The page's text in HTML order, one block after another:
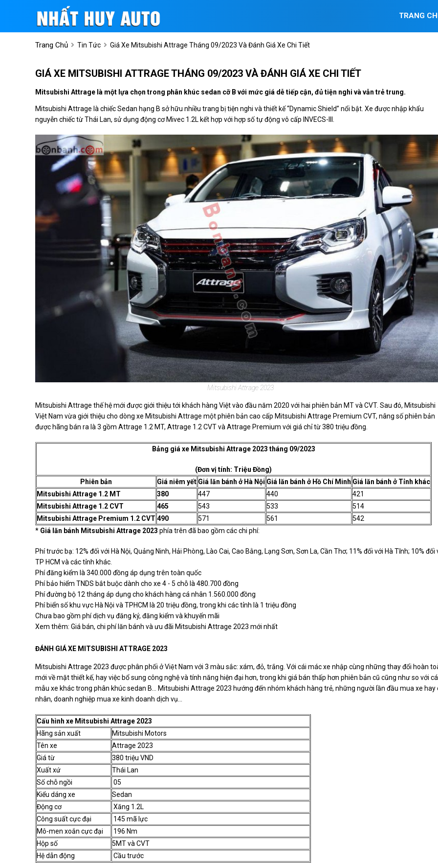
TRANG
Trang Chủ Tin Tức Giá Xe Mitsubishi Attrage Tháng 09/2023 Và Đánh Giá Xe Chi Tiết
GIÁ XE MITSUBISHI ATTRAGE THÁNG 09/2023 VÀ ĐÁNH GIÁ XE CHI TIẾT
Mitsubishi Attrage là một lựa chọn trong phân khúc sedan cỡ B với mức giá dễ tiếp cận, đủ tiện nghi và vẫn trẻ trung.
Mitsubishi Attrage là chiếc Sedan hạng B sở hữu nhiều trang bị tiện nghi và thiết kế “Dynamic Shield” nổi bật. Xe được nhập khẩu
nguyễn chiếc từ Thái Lan, sử dụng động cơ Mivec 1.2L kết hợp với hợp số tự động vô cấp INVECS-III.
Mitsubishi Attrage 2023
Mitsubishi Attrage thế hệ mới được giới thiệu tới khách hàng Việt vào đầu năm 2020 với hai phiên bản MT và CVT. Sau đó, Mitsubishi
Việt Nam vừa giới thiệu cho dòng xe Mitsubishi Attrage một phiên bản cao cấp Mitsubishi Attrage Premium CVT, nâng số phiên bản
được hãng bán ra là 3 gồm Attrage 1.2 MT, Attrage 1.2 CVT và Attrage Premium với giá chỉ từ 380 triệu đồng.
Bảng giá xe Mitsubishi Attrage 2023 tháng 09/2023
(Đơn vị tính: Triệu Đồng)
Phiên bản
Giá niêm yết Giá lăn bánh ở Hà Nội Giá lăn bánh ở Hồ Chí Minh Giá lăn bánh ở Tỉnh khác
Mitsubishi Attrage 1.2 MT
380 447 440
421
Mitsubishi Attrage 1.2 CVT
465 543 533
514
Mitsubishi Attrage Premium 1.2 CVT 490 571 561
542
* Giá lăn bánh Mitsubishi Attrage 2023 phía trên đã bao gồm các chi phí:
Phí trước bạ: 12% đối với Hà Nội, Quảng Ninh, Hải Phòng, Lào Cai, Cao Bằng, Lạng Sơn, Sơn La, Cần Thơ; 11% đối với Hà Tĩnh; 10% đối
TP HCM và các tỉnh khác.
Phí đăng kiểm là 340.000 đồng áp dụng trên toàn quốc
Phí bảo hiểm TNDS bắt buộc dành cho xe 4 - 5 chỗ là 480.700 đồng
Phí đường bộ 12 tháng áp dụng cho khách hàng cá nhân 1.560.000 đồng
Phí biển số khu vực Hà Nội và TPHCM là 20 triệu đồng, trong khi các tỉnh là 1 triệu đồng
Chưa bao gồm phí dịch vụ đăng ký, đăng kiểm và khuyến mãi
Xem thêm: Giá bán, chi phí lăn bánh và ưu đãi Mitsubishi Attrage 2023 mới nhất
ĐÁNH GIÁ XE MITSUBISHI ATTRAGE 2023
Mitsubishi Attrage 2023 được phân phối ở Việt Nam với 3 màu sắc: xám, đỏ, trắng. Với cái mác xe nhập cùng những thay đổi hoàn
mới về mặt thiết kế, hay việc bổ sung công nghệ và tính năng hiện đại hơn, trong khi giá bán thấp hơn phiên bản cũ cũng như so với
mẫu xe khác trong phân khúc sedan B… Mitsubishi Attrage 2023 hướng đến nhóm khách hàng trẻ, những người lần đầu mua xe hay
nhân, doanh nghiệp mua xe kinh doanh dịch vụ…
Cấu hình xe Mitsubishi Attrage 2023
Hãng sản xuất
Mitsubishi Motors
Tên xe
Attrage 2023
Giá từ
380 triệu VND
Xuất xứ
Thái Lan
Số chỗ ngồi
05
Kiểu dáng xe
Sedan
Động cơ
Xăng 1.2L
Công suất cực đại
145 mã lực
Mô-men xoắn cực đại
196 Nm
Hộp số
5MT và CVT
Hệ dẫn động
Cầu trước